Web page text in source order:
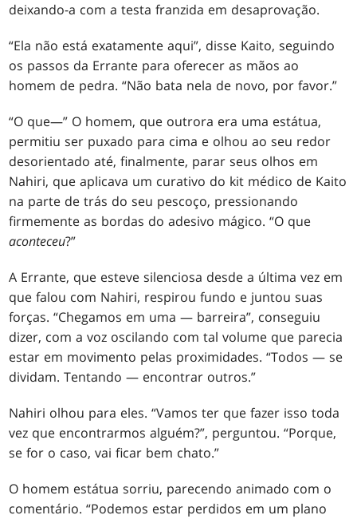
deixando-a com a testa franzida em desaprovação.
“Ela não está exatamente aqui”, disse Kaito, seguindo
os passos da Errante para oferecer as mãos ao
homem de pedra. “Não bata nela de novo, por favor.”
“O que—” O homem, que outrora era uma estátua,
permitiu ser puxado para cima e olhou ao seu redor
desorientado até, finalmente, parar seus olhos em
Nahiri, que aplicava um curativo do kit médico de Kaito
na parte de trás do seu pescoço, pressionando
firmemente as bordas do adesivo mágico. “O que
aconteceu?”
A Errante, que esteve silenciosa desde a última vez em
que falou com Nahiri, respirou fundo e juntou suas
forças. “Chegamos em uma — barreira”, conseguiu
dizer, com a voz oscilando com tal volume que parecia
estar em movimento pelas proximidades. “Todos — se
dividam. Tentando — encontrar outros.”
Nahiri olhou para eles. “Vamos ter que fazer isso toda
vez que encontrarmos alguém?”, perguntou. “Porque,
se for o caso, vai ficar bem chato.”
O homem estátua sorriu, parecendo animado com o
comentário. “Podemos estar perdidos em um plano